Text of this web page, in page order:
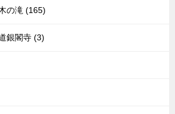
の滝 (165)
銀閣寺 (3)